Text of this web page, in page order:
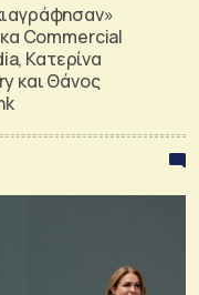
Commercial
Κατερίνα
και Θάνος